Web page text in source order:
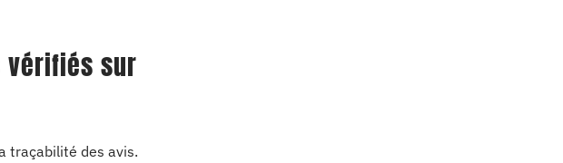
sur
traçabilité des avis.